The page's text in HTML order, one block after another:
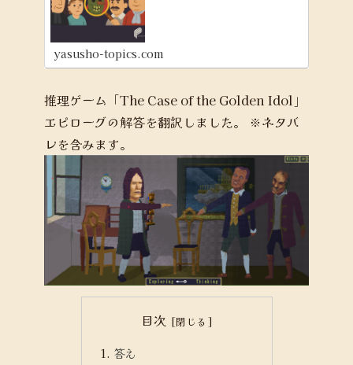
yasusho-topics.com
推理ゲーム「The Case of the Golden Idol」
エピローグの解答を翻訳しました。 ※ネタバ
レを含みます。
目次
答え